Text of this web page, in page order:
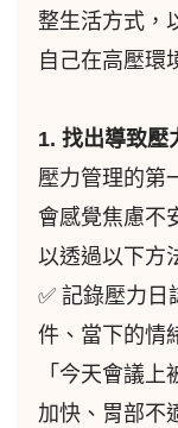
整生活方式，
自己在高壓環
1. 找出導致壓
壓力管理的第
會感覺焦慮不
以透過以下方
✅ 記錄壓力日
件、當下的情
「今天會議
加快、胃部不